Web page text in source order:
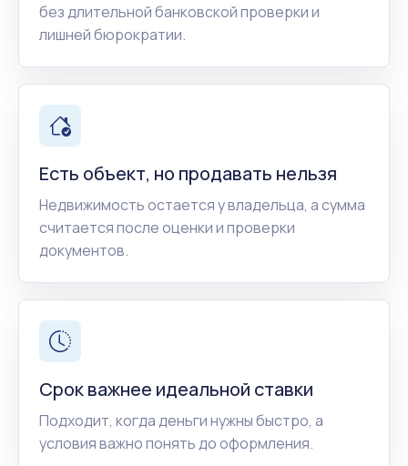
без длительной банковской проверки и
лишней бюрократии.
Есть объект, но продавать нельзя
Недвижимость остается у владельца, а сумма
считается после оценки и проверки
документов.
Срок важнее идеальной ставки
Подходит, когда деньги нужны быстро, а
условия важно понять до оформления.